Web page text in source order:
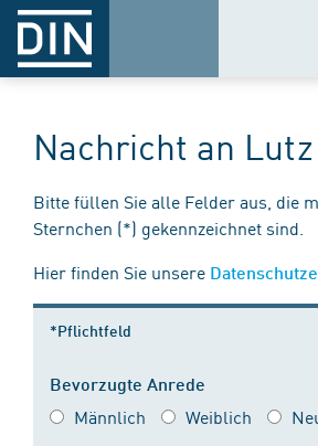
Nachricht an
Bitte füllen Sie alle Felder aus, die
Sternchen (*) gekennzeichnet sind.
Hier finden Sie unsere
*Pflichtfeld
Bevorzugte Anrede
Männlich Weiblich